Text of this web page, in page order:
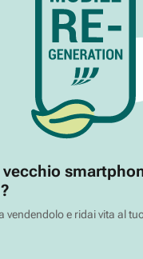
vecchio
vendendolo e ridai vita al